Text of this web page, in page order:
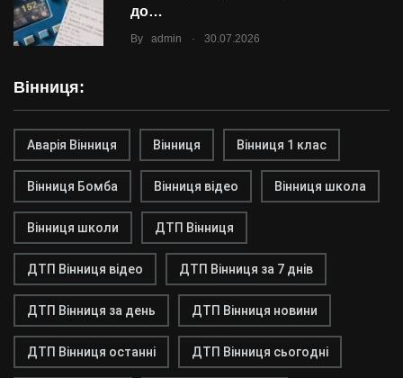
до…
By admin . 30.07.2026
Вінниця:
Аварія Вінниця Вінниця Вінниця 1 клас
Вінниця Бомба Вінниця відео Вінниця школа
Вінниця школи ДТП Вінниця
ДТП Вінниця відео ДТП Вінниця за 7 днів
ДТП Вінниця за день ДТП Вінниця новини
ДТП Вінниця останні ДТП Вінниця сьогодні